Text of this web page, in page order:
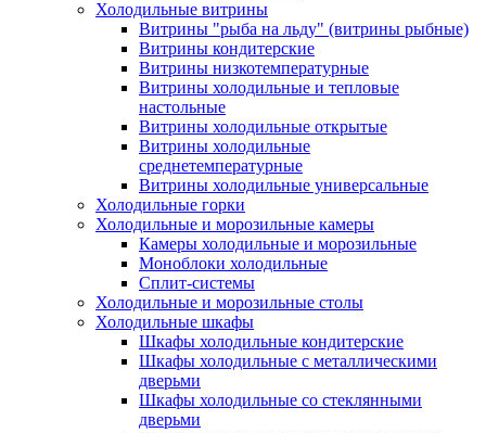
Холодильные витрины
Витрины "рыба на льду" (витрины рыбные)
Витрины кондитерские
Витрины низкотемпературные
Витрины холодильные и тепловые
настольные
Витрины холодильные открытые
Витрины холодильные
среднетемпературные
Витрины холодильные универсальные
Холодильные горки
Холодильные и морозильные камеры
Камеры холодильные и морозильные
Моноблоки холодильные
Сплит-системы
Холодильные и морозильные столы
Холодильные шкафы
Шкафы холодильные кондитерские
Шкафы холодильные с металлическими
дверьми
Шкафы холодильные со стеклянными
дверьми